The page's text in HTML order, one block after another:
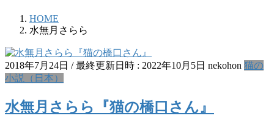
HOME
水無月さらら
2018年7月24日 / 最終更新日時 : 2022年10月5日 nekohon 猫の
小説（日本）
水無月さらら『猫の橋口さん』